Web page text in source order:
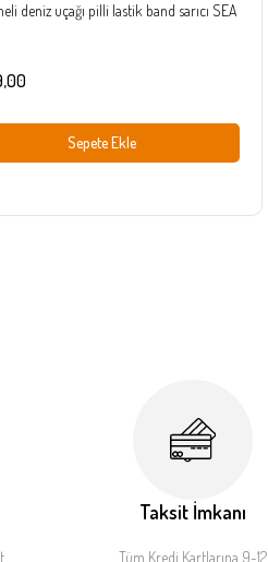
deniz uçağı pilli lastik band sarıcı SEA
Sepete Ekle
Taksit İmkanı
Tüm Kredi Kartlarına 9-12